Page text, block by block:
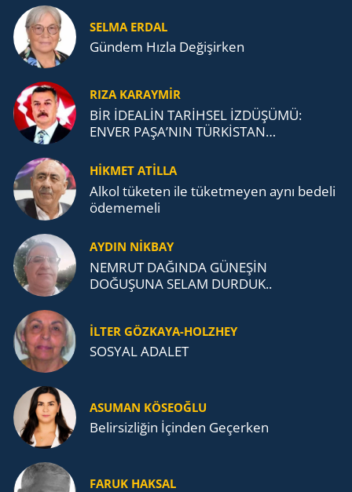
SELMA ERDAL
Gündem Hızla Değişirken
RIZA KARAYMIR
BİR İDEALİN TARİHSEL İZDÜŞÜMÜ:
ENVER PAŞA’NIN TÜRKİSTAN
TEŞKİLATI’NA UZANAN MİRASI
HİKMET ATİLLA
Alkol tü­ke­ten ile tü­ket­me­yen aynı be­de­li
öde­me­me­li
AYDIN NİKBAY
NEMRUT DAĞINDA GÜNEŞİN
DOĞUŞUNA SELAM DURDUK..
İLTER GÖZKAYA-HOLZHEY
SOSYAL ADALET
ASUMAN KÖSEOĞLU
Belirsizliğin İçinden Geçerken
FARUK HAKSAL